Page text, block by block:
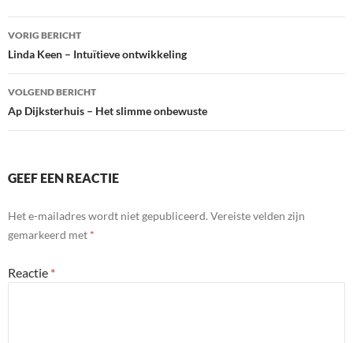
Bericht
navigatie
VORIG BERICHT
Linda Keen – Intuïtieve ontwikkeling
VOLGEND BERICHT
Ap Dijksterhuis – Het slimme onbewuste
GEEF EEN REACTIE
Het e-mailadres wordt niet gepubliceerd. Vereiste velden zijn
gemarkeerd met *
Reactie *